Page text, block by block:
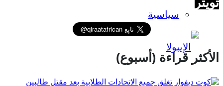
سياسية
الأكثر قراءة (أسبوع)